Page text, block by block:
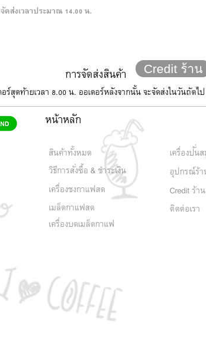
ส่งเวลาประมาณ 14.00 น.
การจัดส่งสินค้า
Credit ร้าน
ร์สุดท้ายเวลา 8.00 น. ออเดอร์หลังจากนั้น จะจัดส่งในวันถัด
หน้าหลัก
สินค้าทั้งหมด
วิธีการสั่งซื้อ & ชำระเงิน
เครื่องชงกาแฟสด
เมล็ดกาแฟสด
เครื่องบดเมล็ดกาแฟ
เครื่องปั่น
อุปกรณ์ร้
Credit ร้าน
ติดต่อเรา